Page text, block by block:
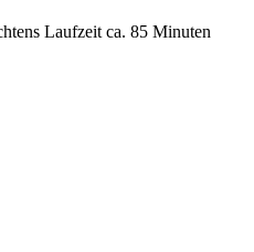
Laufzeit ca. 85 Minuten